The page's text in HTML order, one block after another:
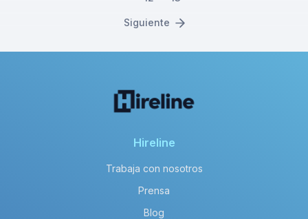
Siguiente
Hireline
Trabaja con nosotros
Prensa
Blog